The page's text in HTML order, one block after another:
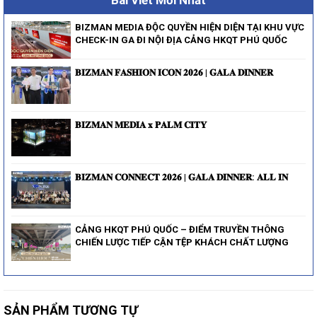
BIZMAN MEDIA ĐỘC QUYỀN HIỆN DIỆN TẠI KHU VỰC
CHECK-IN GA ĐI NỘI ĐỊA CẢNG HKQT PHÚ QUỐC
𝐁𝐈𝐙𝐌𝐀𝐍 𝐅𝐀𝐒𝐇𝐈𝐎𝐍 𝐈𝐂𝐎𝐍 𝟐𝟎𝟐𝟔 | 𝐆𝐀𝐋𝐀 𝐃𝐈𝐍𝐍𝐄𝐑
𝐁𝐈𝐙𝐌𝐀𝐍 𝐌𝐄𝐃𝐈𝐀 𝐱 𝐏𝐀𝐋𝐌 𝐂𝐈𝐓𝐘
𝐁𝐈𝐙𝐌𝐀𝐍 𝐂𝐎𝐍𝐍𝐄𝐂𝐓 𝟐𝟎𝟐𝟔 | 𝐆𝐀𝐋𝐀 𝐃𝐈𝐍𝐍𝐄𝐑: 𝐀𝐋𝐋 𝐈𝐍
CẢNG HKQT PHÚ QUỐC – ĐIỂM TRUYỀN THÔNG
CHIẾN LƯỢC TIẾP CẬN TỆP KHÁCH CHẤT LƯỢNG
SẢN PHẨM TƯƠNG TỰ